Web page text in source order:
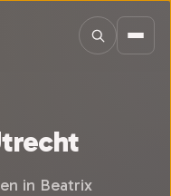
in Beatrix